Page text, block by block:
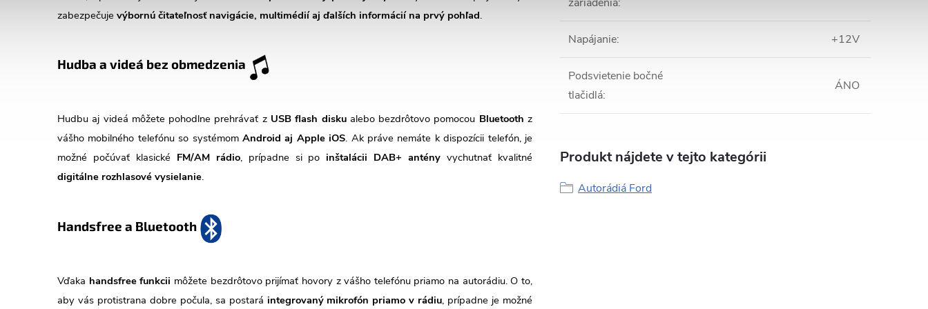
zabezpečuje výbornú čitateľnosť navigácie, multimédií aj ďalších informácií na prvý pohľad.
Hudba a videá bez obmedzenia
Hudbu aj videá môžete pohodlne prehrávať z USB flash diskualebo bezdrôtovo pomocou Bluetooth z
vášho mobilného telefónu so systémom Android aj Apple iOS. Ak práve nemáte k dispozícii telefón, je
možné počúvať klasické FM/AM rádio, prípadne si poinštalácii DAB+ antény vychutnať kvalitné
digitálne rozhlasové vysielanie.
Handsfree a Bluetooth
Vďaka handsfree funkcii môžete bezdrôtovo prijímať hovory z vášho telefónu priamo na autorádiu. O to,
aby vás protistrana dobre počula, sa postará integrovaný mikrofón priamo v rádiu, prípadne je možné
Napájanie: +12V
Podsvietenie bočné
tlačidlá:
ÁNO
Produkt nájdete v tejto kategórii
Autorádiá Ford